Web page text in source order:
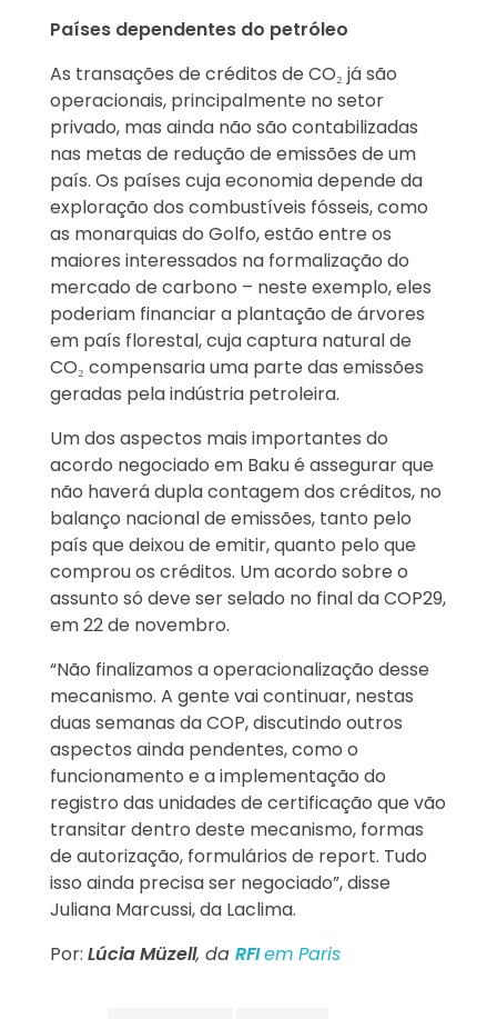
Países dependentes do petróleo
As transações de créditos de CO₂ já são
operacionais, principalmente no setor
privado, mas ainda não são contabilizadas
nas metas de redução de emissões de um
país. Os países cuja economia depende da
exploração dos combustíveis fósseis, como
as monarquias do Golfo, estão entre os
maiores interessados na formalização do
mercado de carbono – neste exemplo, eles
poderiam financiar a plantação de árvores
em país florestal, cuja captura natural de
CO₂ compensaria uma parte das emissões
geradas pela indústria petroleira.
Um dos aspectos mais importantes do
acordo negociado em Baku é assegurar que
não haverá dupla contagem dos créditos, no
balanço nacional de emissões, tanto pelo
país que deixou de emitir, quanto pelo que
comprou os créditos. Um acordo sobre o
assunto só deve ser selado no final da COP29,
em 22 de novembro.
“Não finalizamos a operacionalização desse
mecanismo. A gente vai continuar, nestas
duas semanas da COP, discutindo outros
aspectos ainda pendentes, como o
funcionamento e a implementação do
registro das unidades de certificação que vão
transitar dentro deste mecanismo, formas
de autorização, formulários de report. Tudo
isso ainda precisa ser negociado”, disse
Juliana Marcussi, da Laclima.
Por: Lúcia Müzell, da RFIem Paris